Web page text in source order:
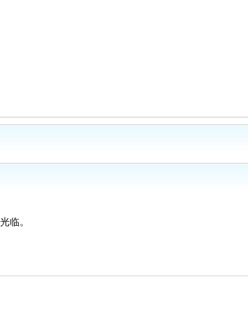
临。